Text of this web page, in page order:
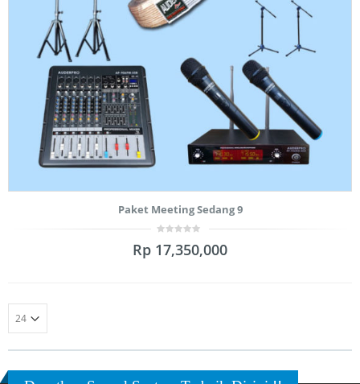
Paket Meeting Sedang 9
out
Rp 17,350,000